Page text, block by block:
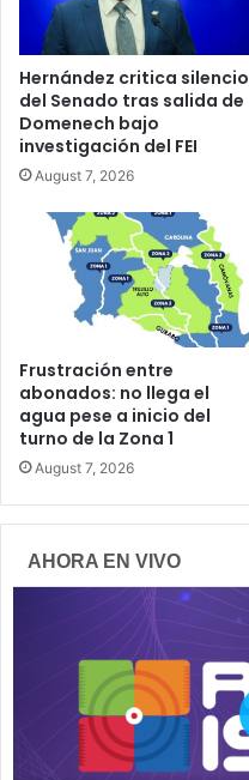
Hernández critica silencio
del Senado tras salida de
Domenech bajo
investigación del FEI
August 7, 2026
Frustración entre
abonados: no llega el
agua pese a inicio del
turno de la Zona 1
August 7, 2026
AHORA EN VIVO